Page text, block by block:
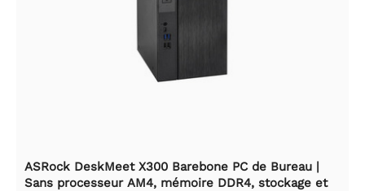
ASRock DeskMeet X300 Barebone PC de Bureau |
Sans processeur AM4, mémoire DDR4, stockage et